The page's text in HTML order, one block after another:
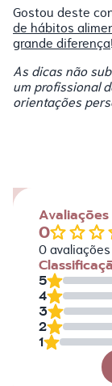
Gostou deste
de hábitos
grande diferença!
As dicas não
um profissional
orientações
Avaliações
0
0avaliações
5
4
3
2
1